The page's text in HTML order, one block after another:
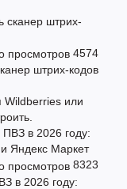
4574
штрих-кодов
Wildberries или
8323
в 2026 году: